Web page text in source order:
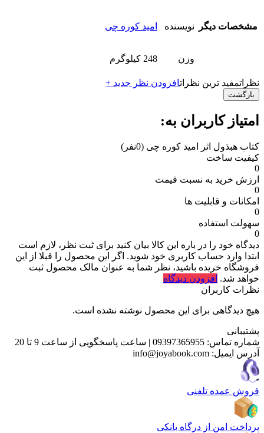
مشخصات دیگر نویسنده امید کوره چی
وزن 248 کیلوگرم
نظراتمفید ترین نظراتافزودن نظر جدید +
بازگشت
امتیاز کاربران به:
کتاب هبذول اثر امید کوره چی (0نفر)
کیفیت ساخت
0
ارزش خرید به نسبت قیمت
0
امکانات و قابلیت ها
0
سهولت استفاده
0
دیدگاه خود را در باره این کالا بیان کنید برای ثبت نظر، لازم است
ابتدا وارد حساب کاربری خود شوید. اگر این محصول را قبلا از این
فروشگاه خریده باشید، نظر شما به عنوان مالک محصول ثبت
خواهد شد. افزودن دیدگاه
نظرات کاربران
هیچ دیدگاهی برای این محصول نوشته نشده است.
پشتیبانی
شماره تماس: 09397365955
| ساعت پاسخگویی از ساعت 9 تا 20
آدرس ایمیل: info@joyabook.com
فروش عمده تلفنی
پرداخت امن از درگاه بانکی